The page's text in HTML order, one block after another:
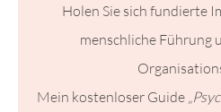
Holen Sie sich fundierte
menschliche Führung
Mein kostenloser Guide